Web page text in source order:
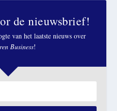
de nieuwsbrief!
van het laatste nieuws over
Business!